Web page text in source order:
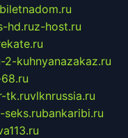
biletnadom.ru
hd.ruz-host.ru
2-kuhnyanazakaz.ru
tk.ruvlknrussia.ru
seks.rubankaribi.ru